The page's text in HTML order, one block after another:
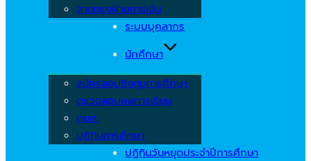
สายตรงฝ่ายการเงิน
ระบบบุคลากร
นักศึกษา
สมัครสอบชิงทุนการศึกษา
ตรวจสอบผลการเรียน
กยศ.
ปฏิทินการศึกษา
ปฏิทินวันหยุดประจำปีการศึกษา